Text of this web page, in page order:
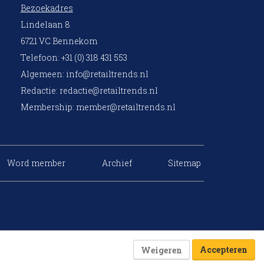
Bezoekadres
Lindelaan 8
6721 VC Bennekom
Telefoon: +31 (0) 318 431 553
Algemeen: info@retailtrends.nl
Redactie: redactie@retailtrends.nl
Membership: member@retailtrends.nl
Word member Archief Sitemap
Weigeren Accepteren